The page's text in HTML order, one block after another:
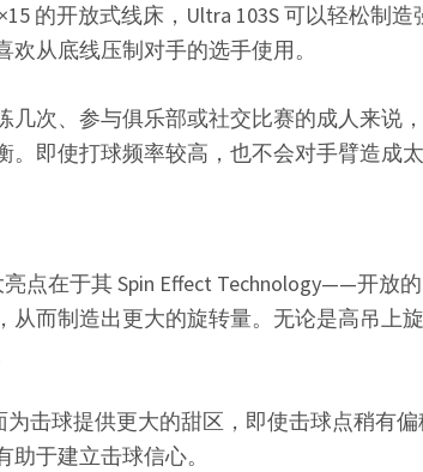
的开放式线床，Ultra 103S 可以轻松制造
从底线压制对手的选手使用。
几次、参与俱乐部或社交比赛的成人来说
即使打球频率较高，也不会对手臂造成太
点在于其 Spin Effect Technology——开放
从而制造出更大的旋转量。无论是高吊上
为击球提供更大的甜区，即使击球点稍有
于建立击球信心。